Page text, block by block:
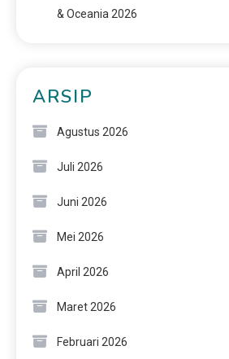
& Oceania 2026
ARSIP
Agustus 2026
Juli 2026
Juni 2026
Mei 2026
April 2026
Maret 2026
Februari 2026